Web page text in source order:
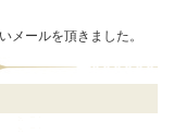
メールを頂きました。